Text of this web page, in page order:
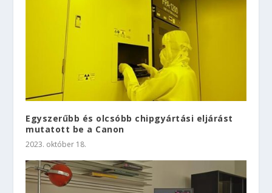
Egyszerűbb és olcsóbb chipgyártási eljárást
mutatott be a Canon
2023. október 18.